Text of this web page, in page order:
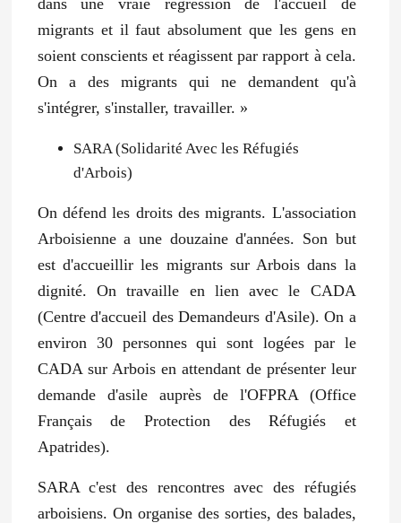
migrants et il faut absolument que les gens en
soient conscients et réagissent par rapport à cela.
On a des migrants qui ne demandent qu'à
s'intégrer, s'installer, travailler. »
SARA (Solidarité Avec les Réfugiés
d'Arbois)
On défend les droits des migrants. L'association
Arboisienne a une douzaine d'années. Son but
est d'accueillir les migrants sur Arbois dans la
dignité. On travaille en lien avec le CADA
(Centre d'accueil des Demandeurs d'Asile). On a
environ 30 personnes qui sont logées par le
CADA sur Arbois en attendant de présenter leur
demande d'asile auprès de l'OFPRA (Office
Français de Protection des Réfugiés et
Apatrides).
SARA c'est des rencontres avec des réfugiés
arboisiens. On organise des sorties, des balades,